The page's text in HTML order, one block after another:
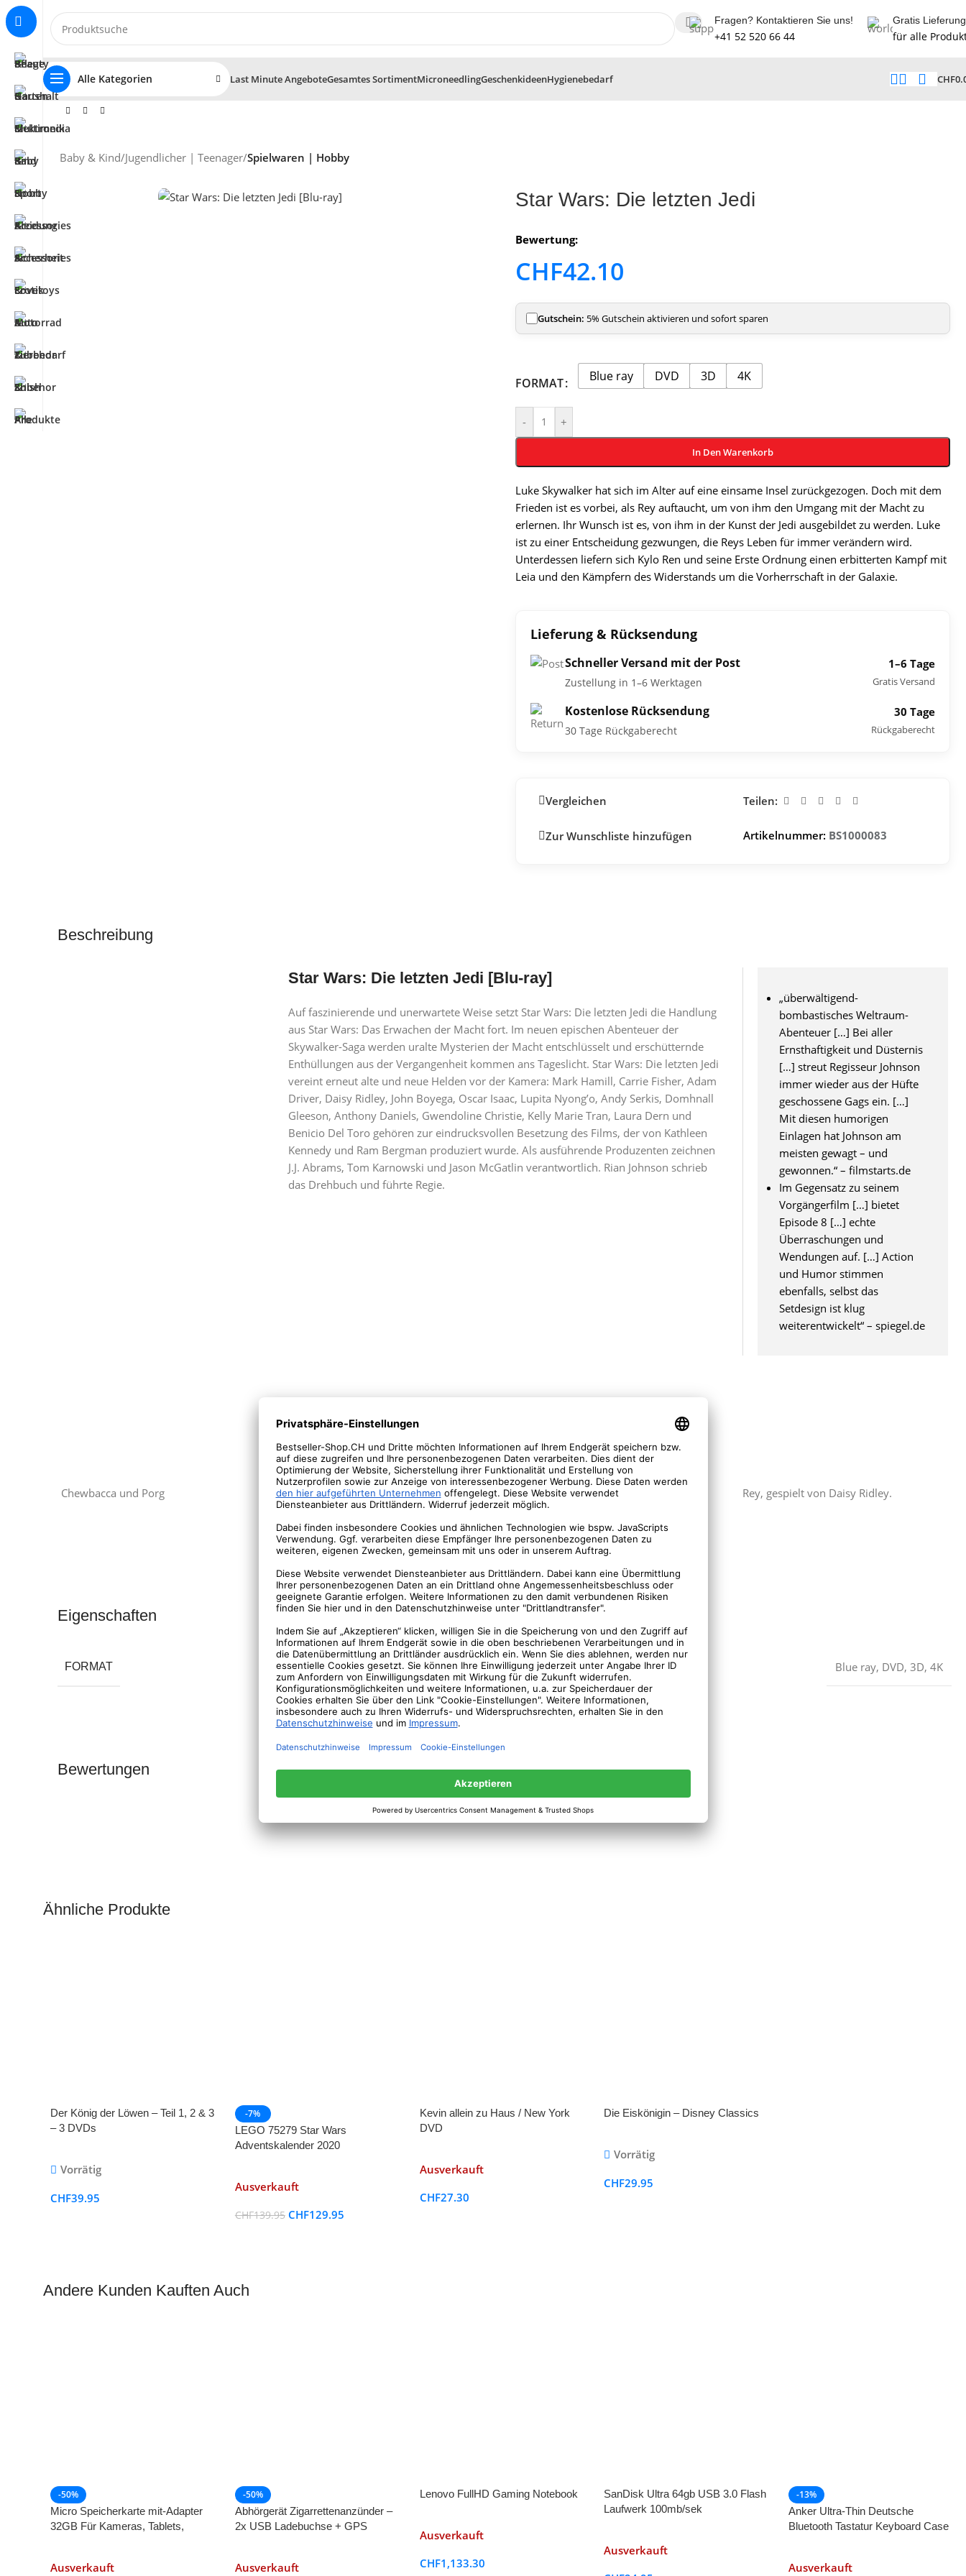
Fragen? Kontaktieren Sie uns!
+41 52 520 66 44
Gratis Lieferung
für alle
Alle Kategorien Last Minute AngeboteGesamtes SortimentMicroneedlingGeschenkideenHygienebedarf CHF
Baby & Kind/Jugendlicher | Teenager/Spielwaren | Hobby
Star Wars: Die letzten Jedi
Bewertung:
CHF42.10
Gutschein: 5% Gutschein aktivieren und sofort sparen
FORMAT Blue ray DVD 3D 4K
- +
In Den Warenkorb
Luke Skywalker hat sich im Alter auf eine einsame Insel zurückgezogen. Doch mit dem
Frieden ist es vorbei, als Rey auftaucht, um von ihm den Umgang mit der Macht zu
erlernen. Ihr Wunsch ist es, von ihm in der Kunst der Jedi ausgebildet zu werden. Luke
ist zu einer Entscheidung gezwungen, die Reys Leben für immer verändern wird.
Unterdessen liefern sich Kylo Ren und seine Erste Ordnung einen erbitterten Kampf mit
Leia und den Kämpfern des Widerstands um die Vorherrschaft in der Galaxie.
Lieferung & Rücksendung
Schneller Versand mit der Post
Zustellung in 1–6 Werktagen
1–6 Tage
Gratis Versand
Kostenlose Rücksendung
30 Tage Rückgaberecht
30 Tage
Rückgaberecht
Vergleichen
Zur Wunschliste hinzufügen
Teilen:
Artikelnummer: BS1000083
Beschreibung
Star Wars: Die letzten Jedi [Blu-ray]
Auf faszinierende und unerwartete Weise setzt Star Wars: Die letzten Jedi die Handlung
aus Star Wars: Das Erwachen der Macht fort. Im neuen epischen Abenteuer der
Skywalker-Saga werden uralte Mysterien der Macht entschlüsselt und erschütternde
Enthüllungen aus der Vergangenheit kommen ans Tageslicht. Star Wars: Die letzten Jedi
vereint erneut alte und neue Helden vor der Kamera: Mark Hamill, Carrie Fisher, Adam
Driver, Daisy Ridley, John Boyega, Oscar Isaac, Lupita Nyong’o, Andy Serkis, Domhnall
Gleeson, Anthony Daniels, Gwendoline Christie, Kelly Marie Tran, Laura Dern und
Benicio Del Toro gehören zur eindrucksvollen Besetzung des Films, der von Kathleen
Kennedy und Ram Bergman produziert wurde. Als ausführende Produzenten zeichnen
J.J. Abrams, Tom Karnowski und Jason McGatlin verantwortlich. Rian Johnson schrieb
das Drehbuch und führte Regie.
„überwältigend-
bombastisches Weltraum-
Abenteuer […] Bei aller
Ernsthaftigkeit und Düsternis
[…] streut Regisseur Johnson
immer wieder aus der Hüfte
geschossene Gags ein. […]
Mit diesen humorigen
Einlagen hat Johnson am
meisten gewagt – und
gewonnen.“ – filmstarts.de
Im Gegensatz zu seinem
Vorgängerfilm […] bietet
Episode 8 […] echte
Überraschungen und
Wendungen auf. […] Action
und Humor stimmen
ebenfalls, selbst das
Setdesign ist klug
weiterentwickelt“ – spiegel.de
Chewbacca und Porg Finn
Mysterien der Macht werden
entschlüsselt.
Rey, gespielt von Daisy Ridley.
Eigenschaften
FORMAT Blue ray, DVD, 3D, 4K
Bewertungen
Ähnliche Produkte
Der König der Löwen – Teil 1, 2 & 3
– 3 DVDs
Vorrätig
CHF39.95
-7%
LEGO 75279 Star Wars
Adventskalender 2020
Ausverkauft
CHF139.95 CHF129.95
Kevin allein zu Haus / New York
DVD
Ausverkauft
CHF27.30
Die Eiskönigin – Disney Classics
Vorrätig
CHF29.95
Andere Kunden Kauften Auch
-50%
Micro Speicherkarte mit-Adapter
32GB Für Kameras, Tablets,
Ausverkauft
-50%
Abhörgerät Zigarrettenanzünder –
2x USB Ladebuchse + GPS
Ausverkauft
Lenovo FullHD Gaming Notebook
Ausverkauft
CHF1,133.30
SanDisk Ultra 64gb USB 3.0 Flash
Laufwerk 100mb/sek
Ausverkauft
-13%
Anker Ultra-Thin Deutsche
Bluetooth Tastatur Keyboard Case
Ausverkauft